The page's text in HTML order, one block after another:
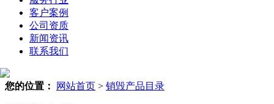
客户案例
公司资质
新闻资讯
联系我们
您的位置： 网站首页 > 销毁产品目录